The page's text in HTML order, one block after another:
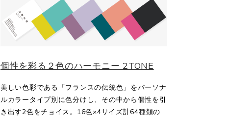
個性を彩る２色のハーモニー 2TONE
美しい色彩である「フランスの伝統色」をパーソナ
ルカラータイプ別に色分けし、その中から個性を引
き出す2色をチョイス。16色×4サイズ計64種類の